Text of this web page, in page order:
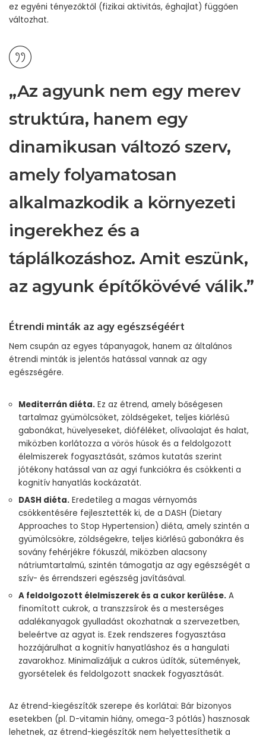
ez egyéni tényezőktől (fizikai aktivitás, éghajlat) függően
változhat.
„Az agyunk nem egy merev
struktúra, hanem egy
dinamikusan változó szerv,
amely folyamatosan
alkalmazkodik a környezeti
ingerekhez és a
táplálkozáshoz. Amit eszünk,
az agyunk építőkövévé válik.”
Étrendi minták az agy egészségéért
Nem csupán az egyes tápanyagok, hanem az általános
étrendi minták is jelentős hatással vannak az agy
egészségére.
Mediterrán diéta. Ez az étrend, amely bőségesen
tartalmaz gyümölcsöket, zöldségeket, teljes kiőrlésű
gabonákat, hüvelyeseket, dióféléket, olívaolajat és halat,
miközben korlátozza a vörös húsok és a feldolgozott
élelmiszerek fogyasztását, számos kutatás szerint
jótékony hatással van az agyi funkciókra és csökkenti a
kognitív hanyatlás kockázatát.
DASH diéta. Eredetileg a magas vérnyomás
csökkentésére fejlesztették ki, de a DASH (Dietary
Approaches to Stop Hypertension) diéta, amely szintén a
gyümölcsökre, zöldségekre, teljes kiőrlésű gabonákra és
sovány fehérjékre fókuszál, miközben alacsony
nátriumtartalmú, szintén támogatja az agy egészségét a
szív- és érrendszeri egészség javításával.
A feldolgozott élelmiszerek és a cukor kerülése. A
finomított cukrok, a transzzsírok és a mesterséges
adalékanyagok gyulladást okozhatnak a szervezetben,
beleértve az agyat is. Ezek rendszeres fogyasztása
hozzájárulhat a kognitív hanyatláshoz és a hangulati
zavarokhoz. Minimalizáljuk a cukros üdítők, sütemények,
gyorsételek és feldolgozott snackek fogyasztását.
Az étrend-kiegészítők szerepe és korlátai: Bár bizonyos
esetekben (pl. D-vitamin hiány, omega-3 pótlás) hasznosak
lehetnek, az étrend-kiegészítők nem helyettesíthetik a